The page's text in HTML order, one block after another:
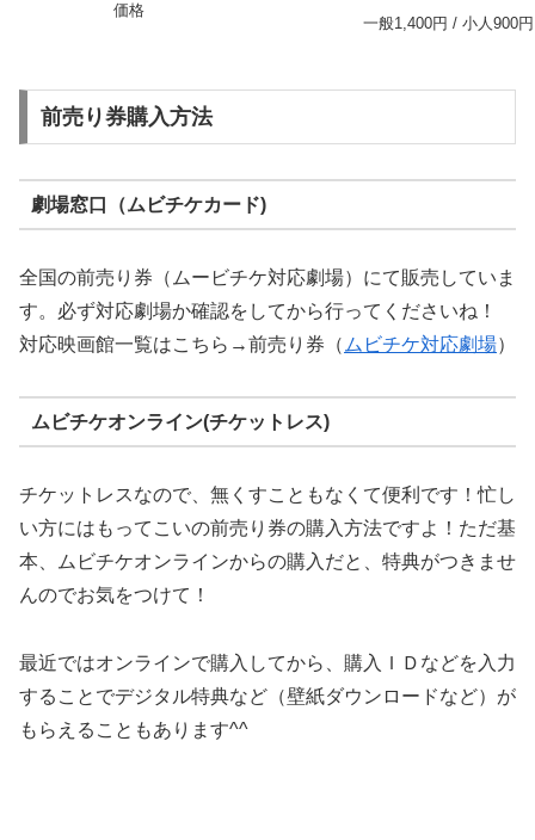
価格
一般1,400円 / 小人900円
前売り券購入方法
劇場窓口（ムビチケカード)
全国の前売り券（ムービチケ対応劇場）にて販売していま
す。必ず対応劇場か確認をしてから行ってくださいね！
対応映画館一覧はこちら→前売り券（ ムビチケ対応劇場）
ムビチケオンライン(チケットレス)
チケットレスなので、無くすこともなくて便利です！忙し
い方にはもってこいの前売り券の購入方法ですよ！ただ基
本、ムビチケオンラインからの購入だと、特典がつきませ
んのでお気をつけて！
最近ではオンラインで購入してから、購入ＩＤなどを入力
することでデジタル特典など（壁紙ダウンロードなど）が
もらえることもあります^^